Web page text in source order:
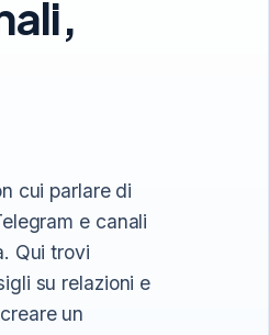
cui parlare di
e canali
Qui trovi
su relazioni e
un